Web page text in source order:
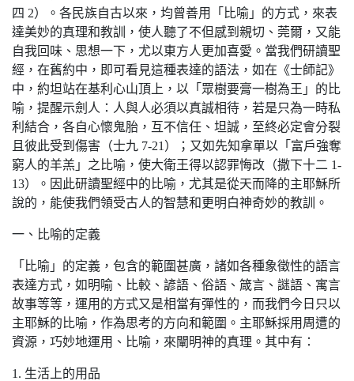
四 2）。各民族自古以來，均曾善用「比喻」的方式，來表
達美妙的真理和教訓，使人聽了不但感到親切、莞爾，又能
自我回味、思想一下，尤以東方人更加喜愛。當我們研讀聖
經，在舊約中，即可看見這種表達的語法，如在《士師記》
中，約坦站在基利心山頂上，以「眾樹要膏一樹為王」的比
喻，提醒示劍人：人與人必須以真誠相待，若是只為一時私
利結合，各自心懷鬼胎，互不信任、坦誠，至終必定會分裂
且彼此受到傷害（士九 7-21）；又如先知拿單以「富戶強奪
窮人的羊羔」之比喻，使大衛王得以認罪悔改（撒下十二 1-
13）。因此研讀聖經中的比喻，尤其是從天而降的主耶穌所
說的，能使我們領受古人的智慧和更明白神奇妙的教訓。
一、比喻的定義
「比喻」的定義，包含的範圍甚廣，諸如各種象徵性的語言
表達方式，如明喻、比較、諺語、俗語、箴言、謎語、寓言
故事等等，運用的方式又是相當有彈性的，而我們今日只以
主耶穌的比喻，作為思考的方向和範圍。主耶穌採用周遭的
資源，巧妙地運用、比喻，來闡明神的真理。其中有：
1. 生活上的用品